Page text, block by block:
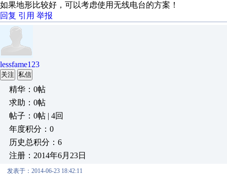
如果地形比较好，可以考虑使用无线电台的方案！
回复 引用 举报
lessfame123
关注 私信
精华：0帖
求助：0帖
帖子：0帖 | 4回
年度积分：0
历史总积分：6
注册：2014年6月23日
发表于：2014-06-23 18:42:11